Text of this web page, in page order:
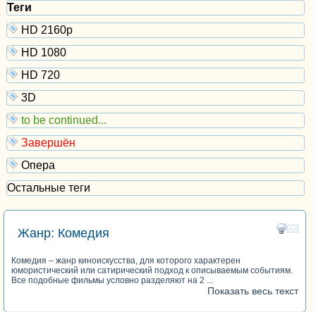
Теги
HD 2160р
HD 1080
HD 720
3D
to be continued...
Завершён
Опера
Остальные теги
Жанр: Комедия
Комедия – жанр киноискусства, для которого характерен
юмористический или сатирический подход к описываемым событиям.
Все подобные фильмы условно разделяют на 2 ...
Показать весь текст